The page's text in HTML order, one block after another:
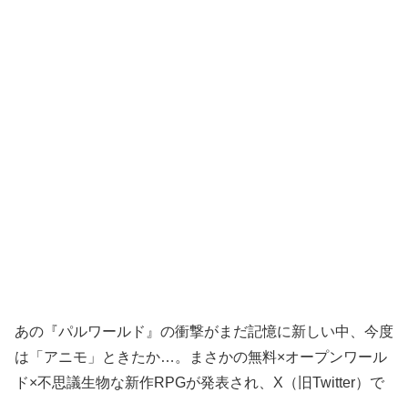
あの『パルワールド』の衝撃がまだ記憶に新しい中、今度
は「アニモ」ときたか…。まさかの無料×オープンワール
ド×不思議生物な新作RPGが発表され、X（旧Twitter）で